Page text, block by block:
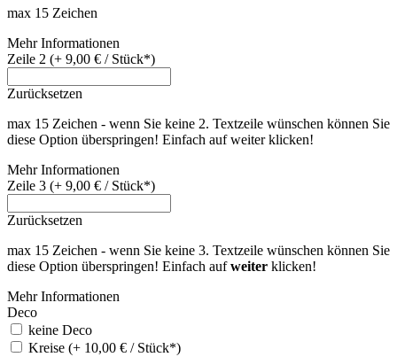
max 15 Zeichen
Mehr Informationen
Zeile 2 (+ 9,00 € / Stück*)
Zurücksetzen
max 15 Zeichen - wenn Sie keine 2. Textzeile wünschen können Sie
diese Option überspringen! Einfach auf weiter klicken!
Mehr Informationen
Zeile 3 (+ 9,00 € / Stück*)
Zurücksetzen
max 15 Zeichen - wenn Sie keine 3. Textzeile wünschen können Sie
diese Option überspringen! Einfach aufweiter klicken!
Mehr Informationen
Deco
keine Deco
Kreise (+ 10,00 € / Stück*)